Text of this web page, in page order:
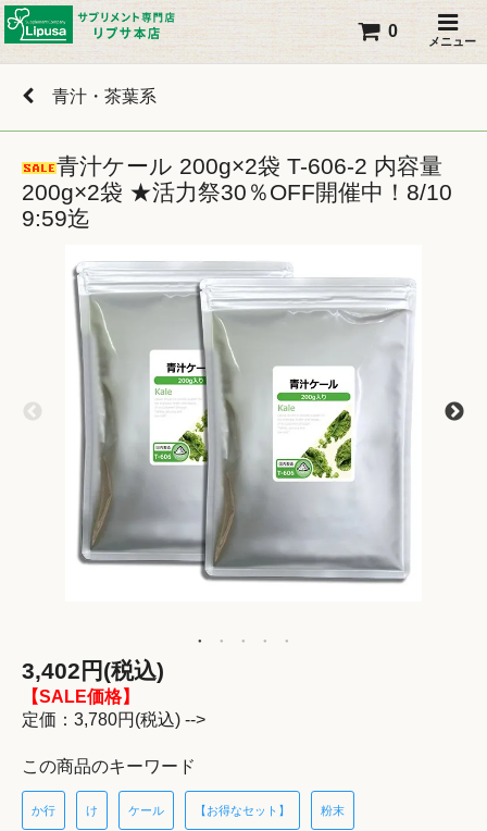
メニュー
0
青汁・茶葉系
青汁ケール 200g×2袋 T-606-2 内容量
200g×2袋 ★活力祭30％OFF開催中！8/10
9:59迄
3,402円(税込)
【SALE価格】
定価：3,780円(税込) -->
この商品のキーワード
か行 け ケール 【お得なセット】 粉末